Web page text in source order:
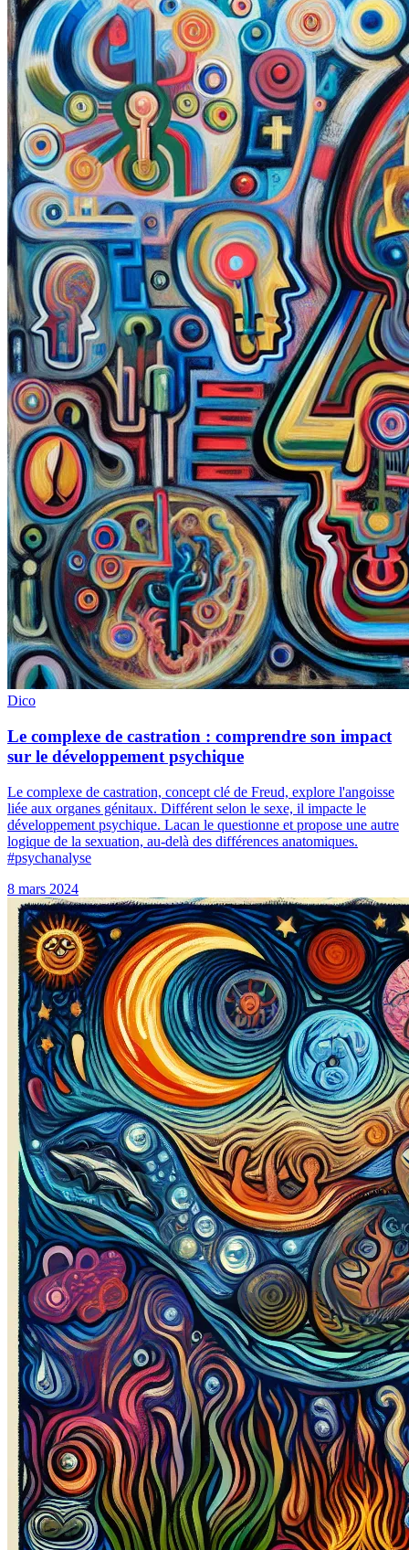
Dico
Le complexe de castration : comprendre son impact
sur le développement psychique
Le complexe de castration, concept clé de Freud, explore l'angoisse
liée aux organes génitaux. Différent selon le sexe, il impacte le
développement psychique. Lacan le questionne et propose une autre
logique de la sexuation, au-delà des différences anatomiques.
#psychanalyse
8 mars 2024